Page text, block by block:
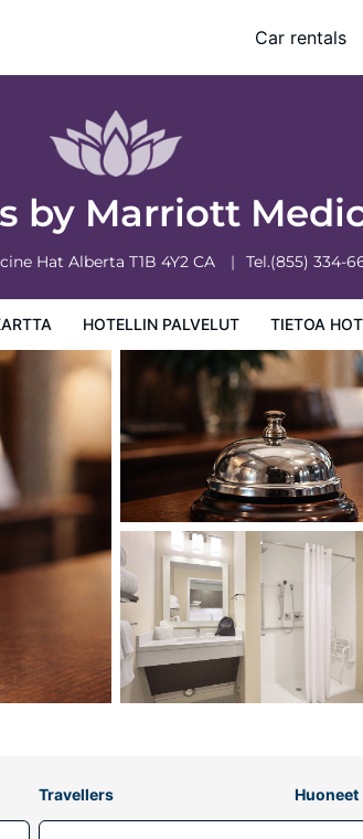
Car rentals
by Marriott
Hat Alberta T1B 4Y2 CA Tel.(855) 334-
HOTELLIN PALVELUT TIETOA
Travellers Huoneet